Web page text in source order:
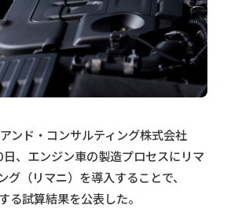
ンド・コンサルティング株式会社
日、エンジン車の製造プロセスにリマ
グ（リマニ）を導入することで、
る試算結果を公表した。